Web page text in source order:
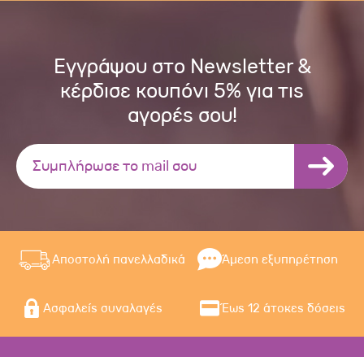
Εγγράψου στο Newsletter &
κέρδισε κουπόνι 5% για τις
αγορές σου!
Αποστολή πανελλαδικά Άμεση εξυπηρέτηση
Ασφαλείς συναλαγές Έως 12 άτοκες δόσεις